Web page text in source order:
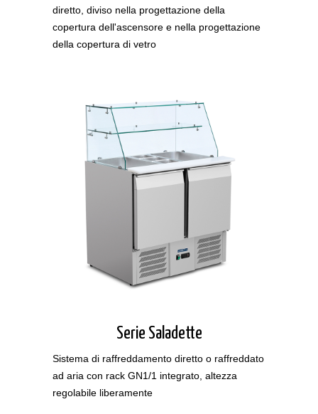
diretto, diviso nella progettazione della
copertura dell'ascensore e nella progettazione
della copertura di vetro
Serie Saladette
Sistema di raffreddamento diretto o raffreddato
ad aria con rack GN1/1 integrato, altezza
regolabile liberamente